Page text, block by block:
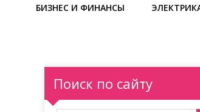
БИЗНЕС И ФИНАНСЫ
Поиск по сайту